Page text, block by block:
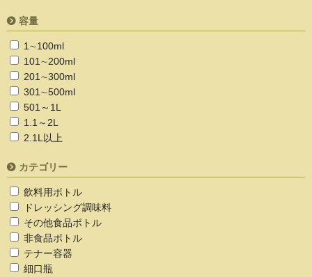
容量
1∼100ml
101∼200ml
201∼300ml
301∼500ml
501～1L
1.1～2L
2.1L以上
カテゴリー
飲料用ボトル
ドレッシング調味料
その他食品ボトル
非食品ボトル
テナー容器
細口瓶